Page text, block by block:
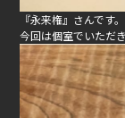
『永来権』さんです。
今回は個室でいただき